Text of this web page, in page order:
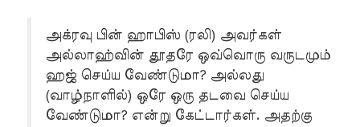
அக்ரவு பின் ஹாபிஸ் (ரலி) அவர்கள்
அல்லாஹ்வின் தூதரே ஒவ்வொரு வருடமும்
ஹஜ் செய்ய வேண்டுமா? அல்லது
(வாழ்நாளில்) ஒரே ஒரு தடவை செய்ய
வேண்டுமா? என்று கேட்டார்கள். அதற்கு